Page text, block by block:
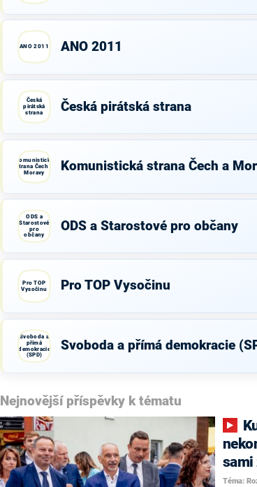
ANO 2011 ANO 2011
Česká
pirátská
strana
Česká pirátská strana
Komunistická
strana Čech a
Moravy
Komunistická strana Čech a
ODS a
Starostové
pro
občany
ODS a Starostové pro občany
Pro TOP
Vysočinu
Pro TOP Vysočinu
Svoboda a
přímá
demokracie
(SPD)
Svoboda a přímá demokracie
Nejnovější příspěvky k tématu
sami
Téma: